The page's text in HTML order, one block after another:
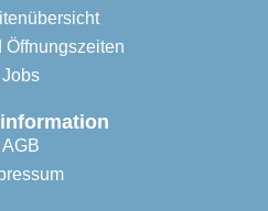
Öffnungszeiten
Jobs
AGB